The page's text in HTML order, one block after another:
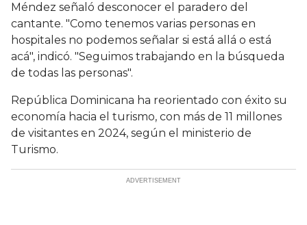
Méndez señaló desconocer el paradero del
cantante. "Como tenemos varias personas en
hospitales no podemos señalar si está allá o está
acá", indicó. "Seguimos trabajando en la búsqueda
de todas las personas".
República Dominicana ha reorientado con éxito su
economía hacia el turismo, con más de 11 millones
de visitantes en 2024, según el ministerio de
Turismo.